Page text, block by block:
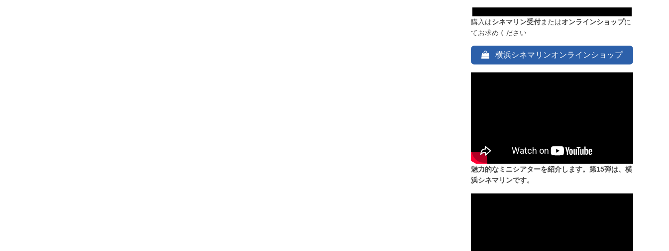
購入はシネマリン受付またはオンラインショップに
てお求めください
横浜シネマリンオンラインショップ
魅力的なミニシアターを紹介します。第15弾は、横
浜シネマリンです。